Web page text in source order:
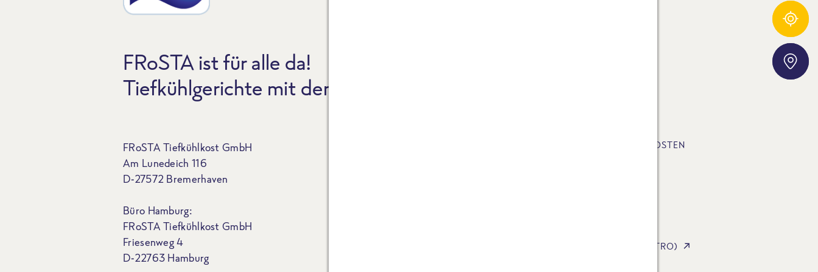
Zutatentracker
Storefinder
FRoSTA ist für alle da!
Tiefkühlgerichte mit dem Reinheitsgebot.
FRoSTA Tiefkühlkost GmbH
Am Lunedeich 116
D-27572 Bremerhaven
Büro Hamburg:
FRoSTA Tiefkühlkost GmbH
Friesenweg 4
D-22763 Hamburg
ZAHLUNGSART & VERSANDKOSTEN
FROSTA FOODSERVICE (GASTRO)